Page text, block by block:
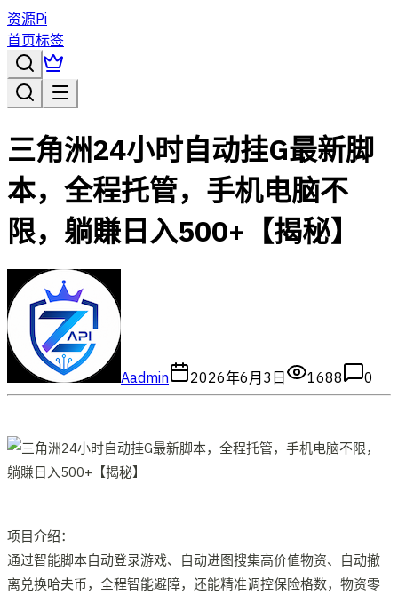
资源Pi
首页标签
三角洲24小时自动挂G最新脚
本，全程托管，手机电脑不
限，躺賺日入500+【揭秘】
Aadmin 2026年6月3日 1688 0
项目介绍：
通过智能脚本自动登录游戏、自动进图搜集高价值物资、自动撤
离兑换哈夫币，全程智能避障，还能精准调控保险格数，物资零